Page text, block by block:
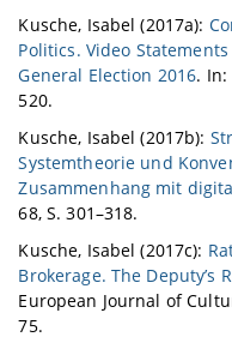
Kusche, Isabel (2017a):
Politics. Video
General Election 2016. In:
520.
Kusche, Isabel (2017b):
Systemtheorie und
Zusammenhang mit
68, S. 301–318.
Kusche, Isabel (2017c):
Brokerage. The Deputy’s
European Journal of
75.